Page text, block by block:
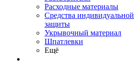
Расходные материалы
Средства индивидуальной
защиты
Укрывочный материал
Шпатлевки
Ещё